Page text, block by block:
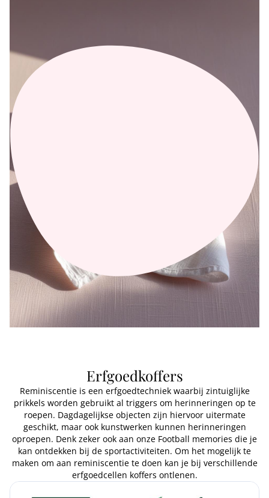
Erfgoedkoffers
Reminiscentie is een erfgoedtechniek waarbij zintuiglijke
prikkels worden gebruikt al triggers om herinneringen op te
roepen. Dagdagelijkse objecten zijn hiervoor uitermate
geschikt, maar ook kunstwerken kunnen herinneringen
oproepen. Denk zeker ook aan onze Football memories die je
kan ontdekken bij de sportactiviteiten. Om het mogelijk te
maken om aan reminiscentie te doen kan je bij verschillende
erfgoedcellen koffers ontlenen.